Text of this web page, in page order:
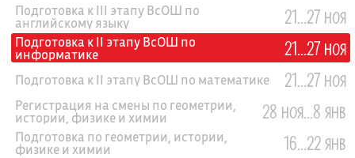
Подготовка к III этапу ВсОШ по
английскому языку 21...27 ноя
Подготовка к II этапу ВсОШ по
информатике 21...27 ноя
Подготовка к II этапу ВсОШ по математике 21...27 ноя
Регистрация на смены по геометрии,
истории, физике и химии 28 ноя...8 янв
Подготовка по геометрии, истории,
физике и химии 16...22 янв